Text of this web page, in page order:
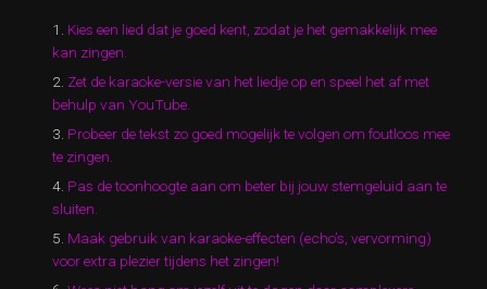
Kies een lied dat je goed kent, zodat je het gemakkelijk mee
kan zingen.
Zet de karaoke-versie van het liedje op en speel het af met
behulp van YouTube.
Probeer de tekst zo goed mogelijk te volgen om foutloos mee
te zingen.
Pas de toonhoogte aan om beter bij jouw stemgeluid aan te
sluiten.
Maak gebruik van karaoke-effecten (echo’s, vervorming)
voor extra plezier tijdens het zingen!